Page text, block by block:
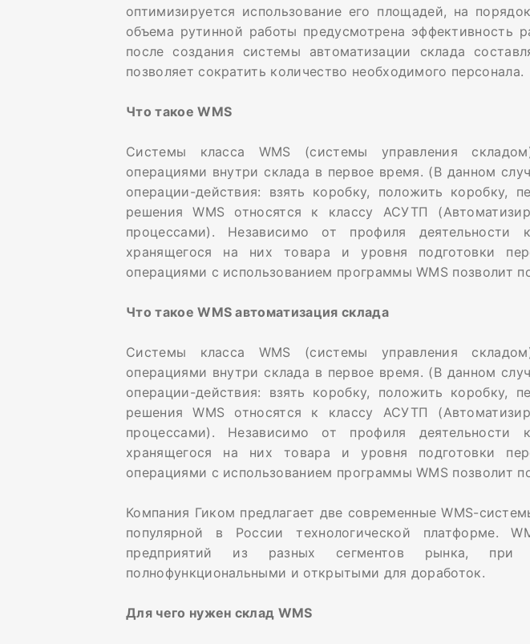
оптимизируется использование его площадей, на
объема рутинной работы предусмотрена эффективность
после создания системы автоматизации склада
позволяет сократить количество необходимого персонала.
Что такое WMS
Системы класса WMS (системы управления
операциями внутри склада в первое время. (В данном
операции-действия: взять коробку, положить коробку,
решения WMS относятся к классу АСУТП
процессами). Независимо от профиля деятельности
хранящегося на них товара и уровня подготовки
операциями с использованием программы WMS позволит
Что такое WMS автоматизация склада
Системы класса WMS (системы управления
операциями внутри склада в первое время. (В данном
операции-действия: взять коробку, положить коробку,
решения WMS относятся к классу АСУТП
процессами). Независимо от профиля деятельности
хранящегося на них товара и уровня подготовки
операциями с использованием программы WMS позволит
Компания Гиком предлагает две современные WMS-
популярной в России технологической платформе.
предприятий из разных сегментов рынка,
полнофункциональными и открытыми для доработок.
Для чего нужен склад WMS